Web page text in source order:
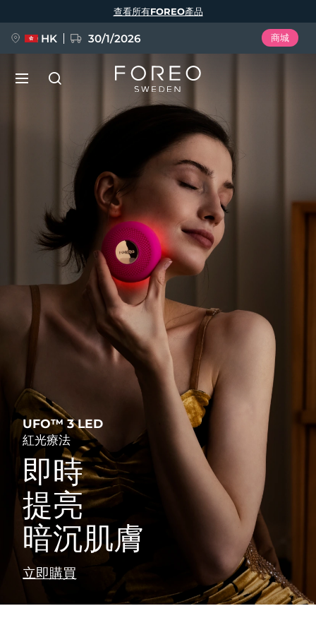
UFO™ 3 LED
紅光療法
即時
提亮
暗沉肌膚
立即購買
查看所有FOREO產品
HK 30/1/2026 商城
FLIP™ play advanced
熱門產品
特別優惠 暢銷產品
紅光療法
瑞典美膚護理
面部清潔
LUNA™ 4
Anti-aging massage
LUNA™ 4 Plus
Anti-aging massage, LED heating
LUNA™ 4 Men
For men, anti-aging massage
LUNA™ 4 mini
For young skin, T-zone
LUNA™ 4 go
For travel or gym bag
LUNA™護膚
Premium cleansers & balm
LUNA™ 設備
All facial cleansing devices
BEAR™ 2
Microcurrent toning device
BEAR™ 2 go
Microcurrent toning on-the-go
BEAR™ 2 eyes & lips
Microcurrent line smoothing device
面部提拉護理
Premium anti-aging skincare
BEAR™ 設備
All premium facelift devices
UFO™ 3
Deep facial hydration device
UFO™ 3 LED
Near-infrared and red light therapy
device
UFO™ 3 mini
Red light therapy device for young skin
UFO™ 3 go
Portable red light therapy
面膜
Rejuvenation & hydration
UFO™ 設備
issa™ 4
Hybrid silicone sonic toothbrush
issa™ 4 plus
Smart hybrid silicone sonic toothbrush
issa™ 4 smile
Hybrid silicone sonic toothbrush
issa™ 4 baby
For ages 0-3
ISSA™ 設備
FAQ™ 101
Clinical anti-aging
FAQ™ 102
Advanced clinical anti-aging
FAQ™ 103
Luxurious clinical anti-aging set
FAQ™ P1 Primer
FAQ™ Dual LED Panel
For anti-aging & blemishes
FAQ™ 201
Anti-aging LED mask
FAQ™ 202
Advanced anti-aging LED mask
Anti-aging neck & décolleté LED mask
FAQ™ 221
Anti-aging LED hand mask
FAQ™ 301
LED hair strengthening scalp massager
FAQ™ 302
FAQ™ 401
Dual microcurrent LED
FAQ™ 402
Dual microcurrent NIR + red LED
FAQ™ 411
Deutsch
Español
Français
Italiano
Português
Polski
Svenska
Русский
简体中文 繁體中文
發貨國家
預計送達日期 30/1/2026
英國 預計送達日期 29/1/2026
西班牙 預計送達日期 29/1/2026
澳洲 預計送達日期
法國 預計送達日期 29/1/2026
德國 29/1/2026
預計送達日期2/2/2026